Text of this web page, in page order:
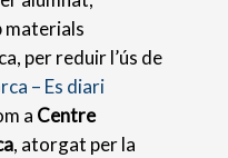
materials
per reduir l’ús de
– Es diari
a Centre
, atorgat per la